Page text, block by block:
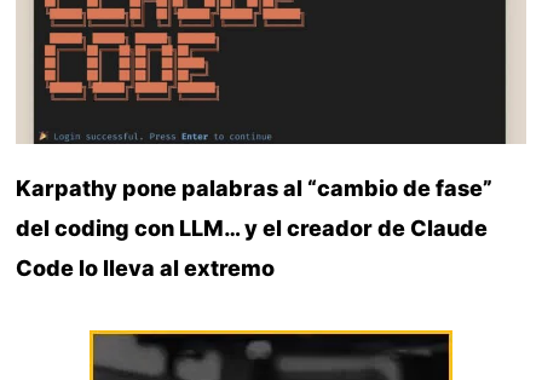
Karpathy pone palabras al “cambio de fase”
del coding con LLM… y el creador de Claude
Code lo lleva al extremo